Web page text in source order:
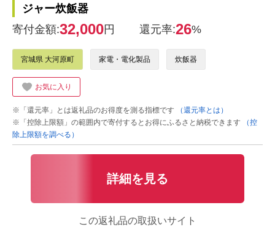
ジャー炊飯器
寄付金額:32,000円 還元率:26%
宮城県 大河原町 家電・電化製品 炊飯器
お気に入り
※「還元率」とは返礼品のお得度を測る指標です
（還元率とは）
※「控除上限額」の範囲内で寄付するとお得にふるさと納税できます
（控
除上限額を調べる）
詳細を見る
この返礼品の取扱いサイト